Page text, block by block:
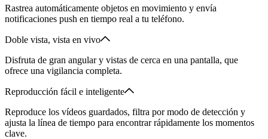
Rastrea automáticamente objetos en movimiento y envía
notificaciones push en tiempo real a tu teléfono.
Doble vista, vista en vivo
Disfruta de gran angular y vistas de cerca en una pantalla, que
ofrece una vigilancia completa.
Reproducción fácil e inteligente
Reproduce los vídeos guardados, filtra por modo de detección y
ajusta la línea de tiempo para encontrar rápidamente los momentos
clave.